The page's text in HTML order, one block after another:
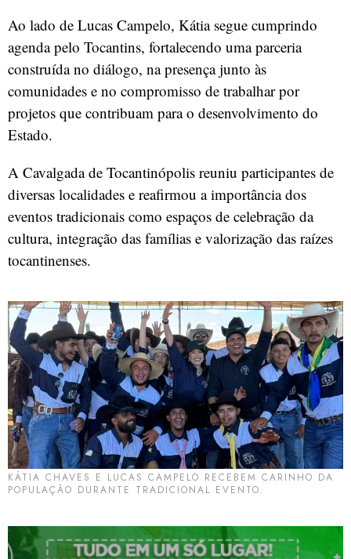
Ao lado de Lucas Campelo, Kátia segue cumprindo
agenda pelo Tocantins, fortalecendo uma parceria
construída no diálogo, na presença junto às
comunidades e no compromisso de trabalhar por
projetos que contribuam para o desenvolvimento do
Estado.
A Cavalgada de Tocantinópolis reuniu participantes de
diversas localidades e reafirmou a importância dos
eventos tradicionais como espaços de celebração da
cultura, integração das famílias e valorização das raízes
tocantinenses.
KÁTIA CHAVES E LUCAS CAMPELO RECEBEM CARINHO DA
POPULAÇÃO DURANTE TRADICIONAL EVENTO.